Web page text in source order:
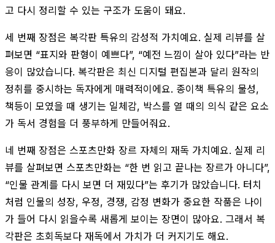
고 다시 정리할 수 있는 구조가 도움이 돼요.
세 번째 장점은 복각판 특유의 감성적 가치예요. 실제 리뷰를 살
펴보면 “표지와 판형이 예쁘다”, “예전 느낌이 살아 있다”라는 반
응이 많았습니다. 복각판은 최신 디지털 편집본과 달리 원작의
정취를 중시하는 독자에게 매력적이에요. 종이책 특유의 물성,
책등이 모였을 때 생기는 일체감, 박스를 열 때의 의식 같은 요소
가 독서 경험을 더 풍부하게 만들어줘요.
네 번째 장점은 스포츠만화 장르 자체의 재독 가치예요. 실제 리
뷰를 살펴보면 스포츠만화는 “한 번 읽고 끝나는 장르가 아니다”,
“인물 관계를 다시 보면 더 재밌다”는 후기가 많았습니다. 터치
처럼 인물의 성장, 우정, 경쟁, 감정 변화가 중요한 작품은 나이
가 들어 다시 읽을수록 새롭게 보이는 장면이 많아요. 그래서 복
각판은 초회독보다 재독에서 가치가 더 커지기도 해요.